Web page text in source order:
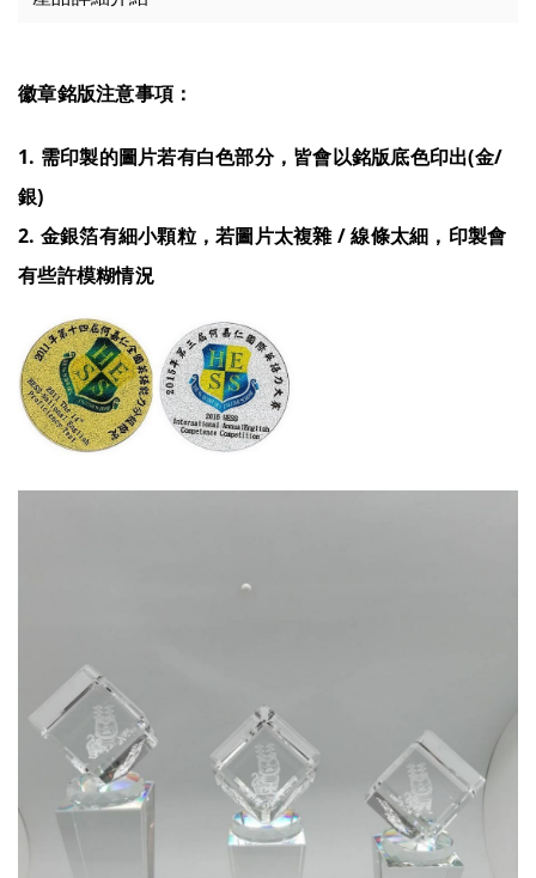
徽章銘版注意事項：
1. 需印製的圖片若有白色部分，皆會以銘版底色印出(金/
銀)
2. 金銀箔有細小顆粒，若圖片太複雜 / 線條太細，印製會
有些許模糊情況